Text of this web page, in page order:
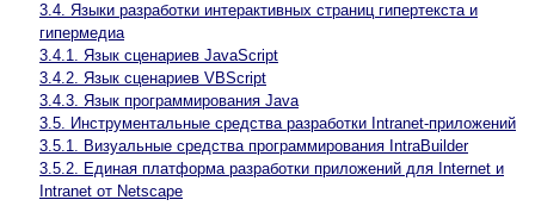
3.4. Языки разработки интерактивных страниц гипертекста и
гипермедиа
3.4.1. Язык сценариев JavaScript
3.4.2. Язык сценариев VBScript
3.4.3. Язык программирования Java
3.5. Инструментальные средства разработки Intranet-приложений
3.5.1. Визуальные средства программирования IntraBuilder
3.5.2. Единая платформа разработки приложений для Internet и
Intranet от Netscape